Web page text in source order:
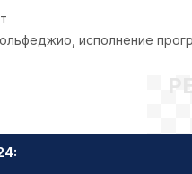
исполнение